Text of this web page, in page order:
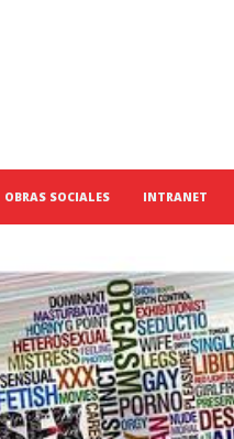
OBRAS SOCIALES INTRANET